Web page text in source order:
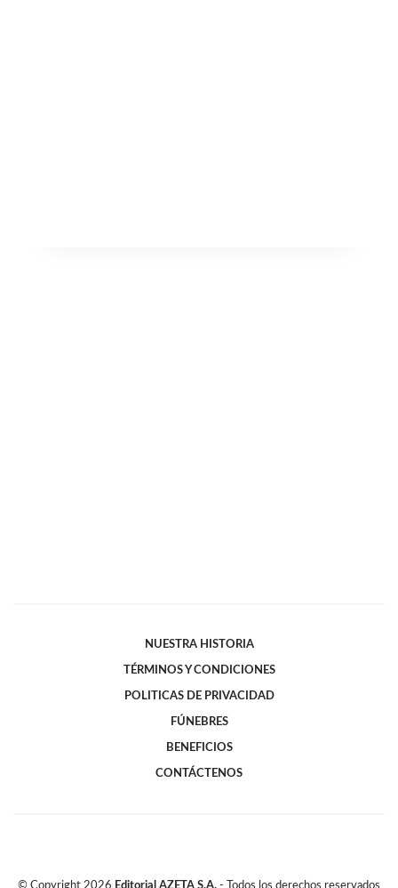
NUESTRA HISTORIA
TÉRMINOS Y CONDICIONES
POLITICAS DE PRIVACIDAD
FÚNEBRES
BENEFICIOS
CONTÁCTENOS
© Copyright 2026 Editorial AZETA S.A. - Todos los derechos reservados